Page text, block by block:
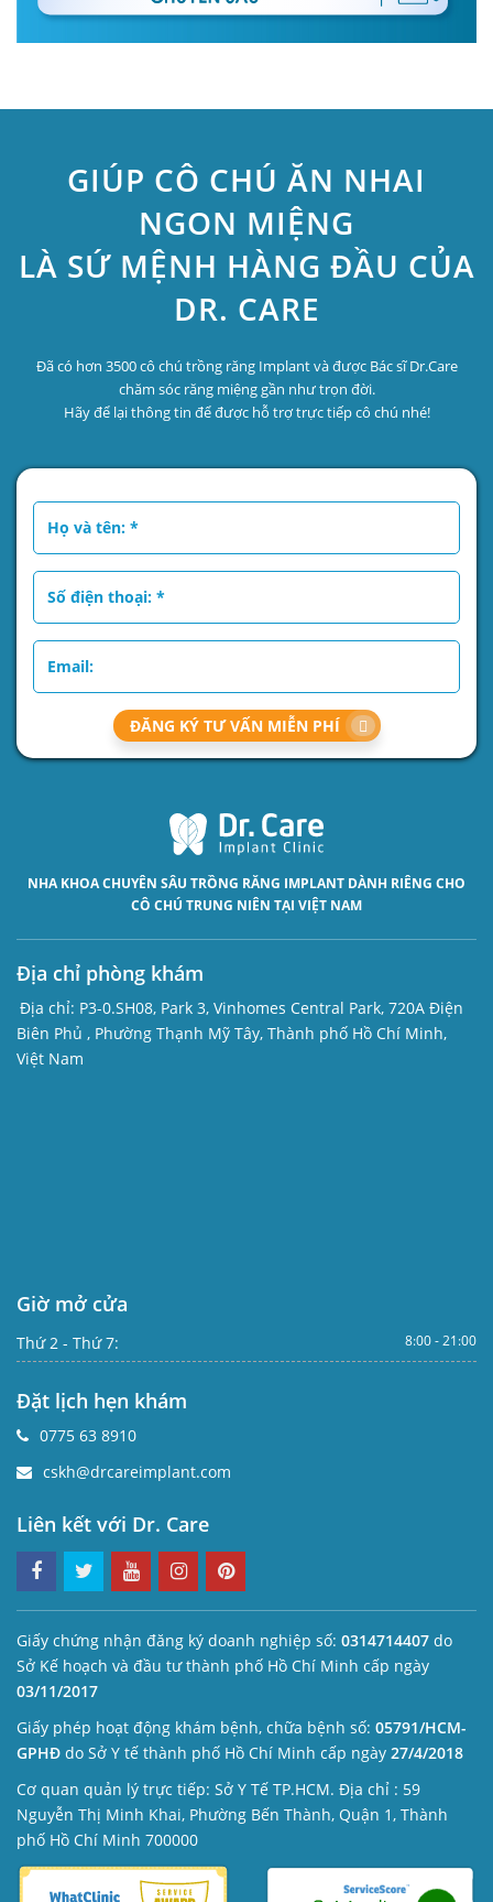
GIÚP CÔ CHÚ ĂN NHAI
NGON MIỆNG
LÀ SỨ MỆNH HÀNG ĐẦU CỦA
DR. CARE
Đã có hơn 3500 cô chú trồng răng Implant và được Bác sĩ Dr.Care
chăm sóc răng miệng gần như trọn đời.
Hãy để lại thông tin để được hỗ trợ trực tiếp cô chú nhé!
ĐĂNG KÝ TƯ VẤN MIỄN PHÍ
NHA KHOA CHUYÊN SÂU TRỒNG RĂNG IMPLANT DÀNH RIÊNG CHO
CÔ CHÚ TRUNG NIÊN TẠI VIỆT NAM
Địa chỉ phòng khám
Địa chỉ: P3-0.SH08, Park 3, Vinhomes Central Park, 720A Điện
Biên Phủ , Phường Thạnh Mỹ Tây, Thành phố Hồ Chí Minh,
Việt Nam
Giờ mở cửa
Thứ 2 - Thứ 7: 8:00 - 21:00
Đặt lịch hẹn khám
0775 63 8910
cskh@drcareimplant.com
Liên kết với Dr. Care
Giấy chứng nhận đăng ký doanh nghiệp số: 0314714407 do
Sở Kế hoạch và đầu tư thành phố Hồ Chí Minh cấp ngày
03/11/2017
Giấy phép hoạt động khám bệnh, chữa bệnh số: 05791/HCM-
GPHĐ do Sở Y tế thành phố Hồ Chí Minh cấp ngày 27/4/2018
Cơ quan quản lý trực tiếp: Sở Y Tế TP.HCM. Địa chỉ : 59
Nguyễn Thị Minh Khai, Phường Bến Thành, Quận 1, Thành
phố Hồ Chí Minh 700000